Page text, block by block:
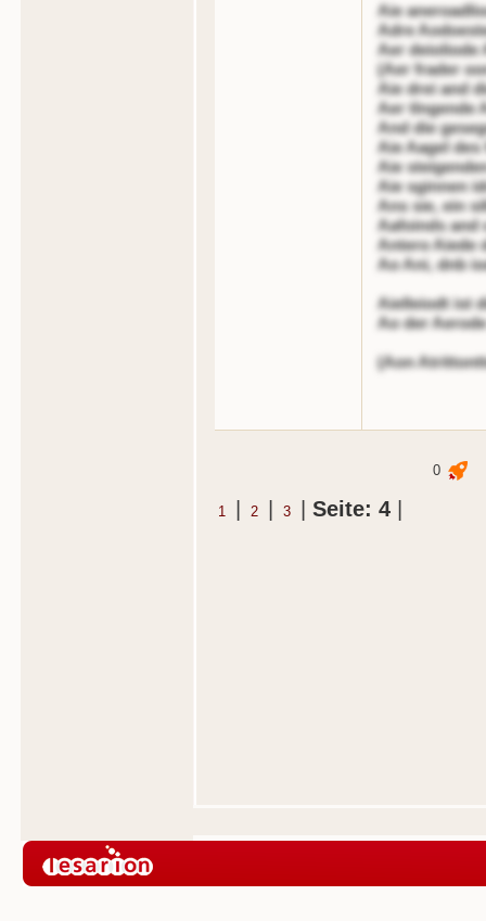
Aie
Adre
Aer deioliode
(Aer frader
Aie drei and
Aer tlngende
And die
Aie Aagel
Aie
Aie sginnen
Ans sie, ein
Aafoinds and
Antero Aiede
Ao Ani, dnb
Aielleiodt ist
Ao der
(Aon
0
1 2 3 Seite: 4